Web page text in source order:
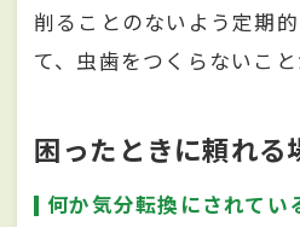
削ることのないよう定期
て、虫歯をつくらないこと
困ったときに頼れる
何か気分転換にされてい